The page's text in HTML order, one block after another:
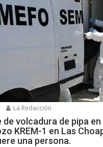
La Redacción
volcadura de pipa en
KREM-1 en Las
una persona.